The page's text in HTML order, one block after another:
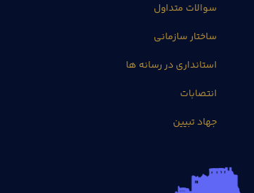
سوالات متداول
ساختار سازمانی
استانداری در رسانه ها
انتصابات
جهاد تبیین